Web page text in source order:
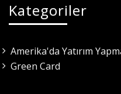
Kategoriler
Amerika'da Yatırım
Green Card